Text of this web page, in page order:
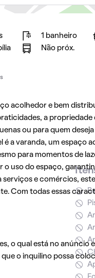
1 banheiro
Não próx.
acolhedor e bem
a
ou para quem
é a varanda, um espaço
para momentos de
o uso do espaço,
serviços e comércios,
Com todas essas
o qual está no
o inquilino possa